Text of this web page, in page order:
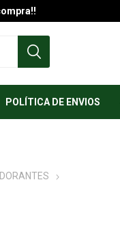
POLÍTICA DE ENVIOS